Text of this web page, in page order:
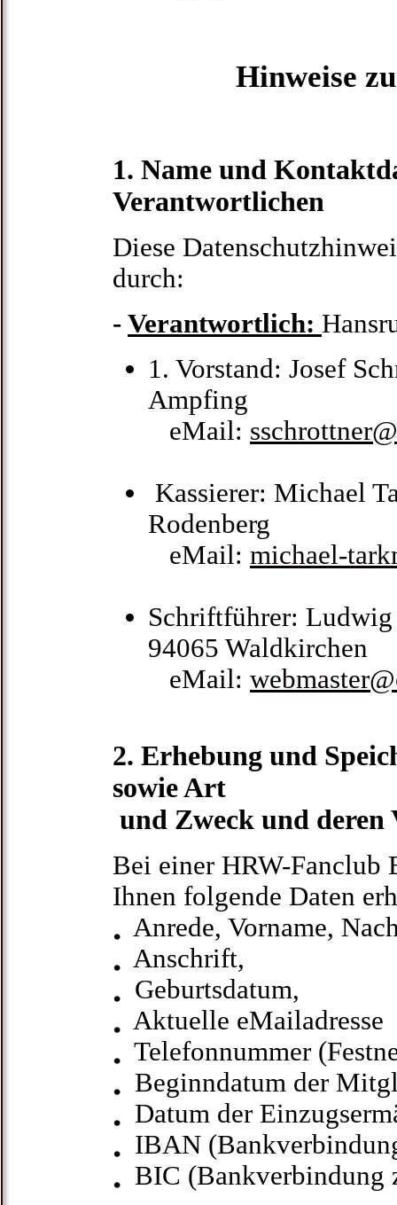
Hinweise
1. Name und
Verantwortlichen
Diese
durch:
- Verantwortlich:
1. Vorstand: Josef
Ampfing
eMail:
Kassierer: Michael
Rodenberg
eMail: michael-
Schriftführer: Ludwig
94065 Waldkirchen
eMail:
2. Erhebung und
sowie Art
und Zweck und deren
Bei einer HRW-Fanclub
Ihnen folgende Daten
Anrede, Vorname,
Anschrift,
Geburtsdatum,
Aktuelle eMailadresse
Telefonnummer
Beginndatum der
Datum der
IBAN
BIC (Bankverbindung